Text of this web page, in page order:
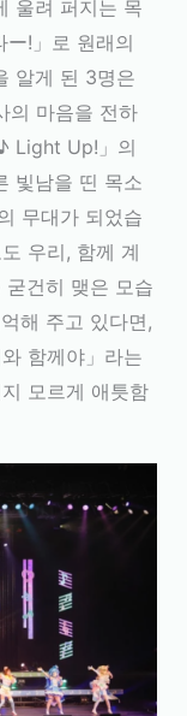
울려 퍼지는 목
!」로 원래의
알게 된 3명은
의 마음을 전하
Light Up!」의
빛남을 띤 목소
무대가 되었습
우리, 함께 계
건히 맺은 모습
해 주고 있다면,
함께야」라는
모르게 애틋함